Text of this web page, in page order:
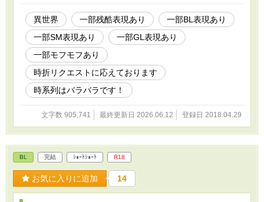
異世界 一部残酷表現あり
一部BL表現あり
一部SM表現あり
一部GL表現あり
一部モフモフあり
時折リクエストに応えております
時系列はバラバラです！
文字数 905,741 最終更新日 2026.06.12 登録日 2018.04.29
BL 完結 ｼｮｰﾄｼｮｰﾄ R18
お気に入りに追加 14